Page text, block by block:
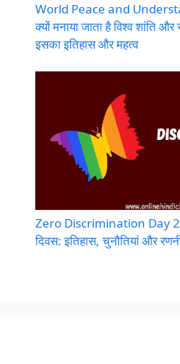
World Peace and
क्यों मनाया जाता है विश्व शांति
इसका इतिहास और महत्व
Zero Discrimination Day
दिवस: इतिहास, चुनौतियां और